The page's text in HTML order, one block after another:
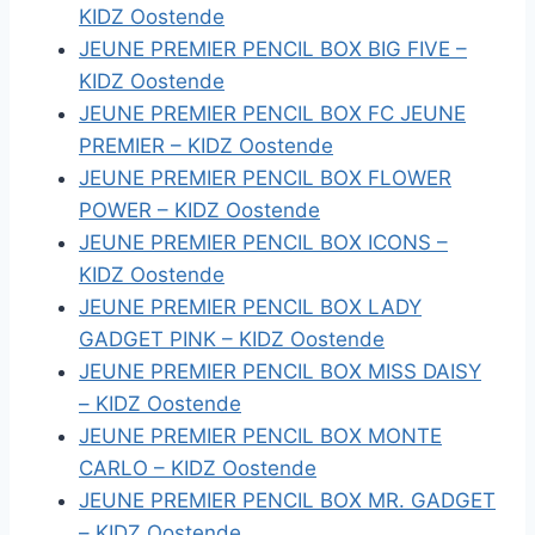
KIDZ Oostende
JEUNE PREMIER PENCIL BOX BIG FIVE –
KIDZ Oostende
JEUNE PREMIER PENCIL BOX FC JEUNE
PREMIER – KIDZ Oostende
JEUNE PREMIER PENCIL BOX FLOWER
POWER – KIDZ Oostende
JEUNE PREMIER PENCIL BOX ICONS –
KIDZ Oostende
JEUNE PREMIER PENCIL BOX LADY
GADGET PINK – KIDZ Oostende
JEUNE PREMIER PENCIL BOX MISS DAISY
– KIDZ Oostende
JEUNE PREMIER PENCIL BOX MONTE
CARLO – KIDZ Oostende
JEUNE PREMIER PENCIL BOX MR. GADGET